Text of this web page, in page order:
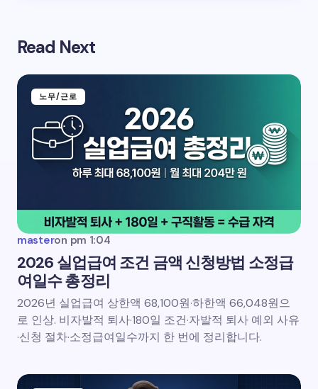
Read Next
노무/근로
masteron pm 1:04
2026 실업급여 조건 금액 신청방법 소정급
여일수 총정리
2026년 실업급여 상한액 68,100원·하한액 66,048원으
로 인상. 비자발적 퇴사·180일 조건·자발적 퇴사 예외 사유
·신청 절차·소정급여일수까지 한 번에 정리합니다.